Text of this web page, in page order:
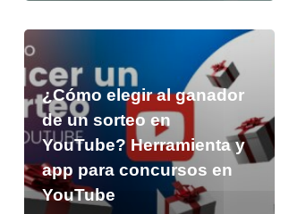
¿Cómo elegir al ganador
de un sorteo en
YouTube? Herramienta y
app para concursos en
YouTube